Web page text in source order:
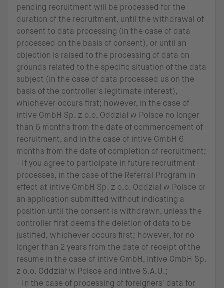
pending recruitment will be processed for the
duration of the recruitment, until the withdrawal of
consent to data processing (in the case of data
processed on the basis of consent), or until an
objection is raised to the processing of data on
grounds related to the specific situation of the data
subject (in the case of data processed us on the
basis of the controller's legitimate interest),
whichever occurs first; however, in the case of
intive GmbH Sp. z o.o. Oddział w Polsce no longer
than 6 months from the date of commencement of
recruitment, and in the case of intive GmbH 6
months from the date of completion of recruitment;
- If you agree to participate in future recruitment
processes, in the case of the Referral Program in
effect at intive GmbH Sp. z o.o. Oddział w Polsce or
an application submitted without indicating a
position until the consent is withdrawn, unless the
controller first deems the deletion of data to be
justified, whichever occurs first; however, for no
longer than 2 years from the date of receipt of the
resume in the case of intive GmbH, intive GmbH Sp.
z o.o. Oddział w Polsce and intive S.A.U.;
- In the case of processing of foreigners' data for